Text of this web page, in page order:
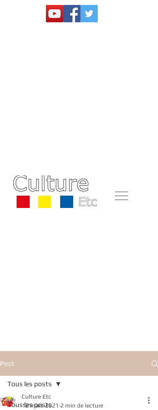
Post
Tous les posts
Tous les posts
Culture Etc
12 mars 2021 2 min de lecture